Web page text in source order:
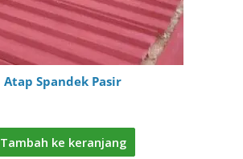
Atap Spandek Pasir
Tambah ke keranjang